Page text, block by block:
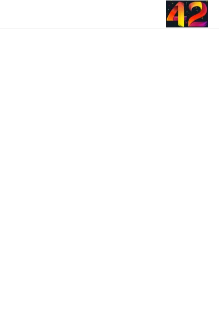
Skip
content